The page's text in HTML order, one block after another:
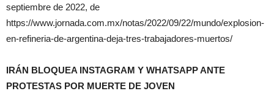
septiembre de 2022, de
https://www.jornada.com.mx/notas/2022/09/22/mundo/explosion-
en-refineria-de-argentina-deja-tres-trabajadores-muertos/
IRÁN BLOQUEA INSTAGRAM Y WHATSAPP ANTE
PROTESTAS POR MUERTE DE JOVEN